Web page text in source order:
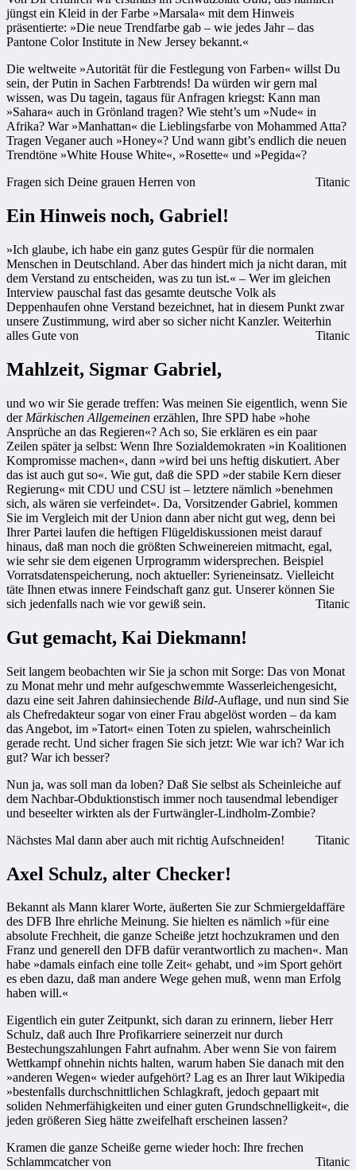
jüngst ein Kleid in der Farbe »Marsala« mit dem Hinweis
präsentierte: »Die neue Trendfarbe gab – wie jedes Jahr – das
Pantone Color Institute in New Jersey bekannt.«
Die weltweite »Autorität für die Festlegung von Farben« willst Du
sein, der Putin in Sachen Farbtrends! Da würden wir gern mal
wissen, was Du tagein, tagaus für Anfragen kriegst: Kann man
»Sahara« auch in Grönland tragen? Wie steht’s um »Nude« in
Afrika? War »Manhattan« die Lieblingsfarbe von Mohammed Atta?
Tragen Veganer auch »Honey«? Und wann gibt’s endlich die neuen
Trendtöne »White House White«, »Rosette« und »Pegida«?
Fragen sich Deine grauen Herren von
Titanic
Ein Hinweis noch, Gabriel!
»Ich glaube, ich habe ein ganz gutes Gespür für die normalen
Menschen in Deutschland. Aber das hindert mich ja nicht daran, mit
dem Verstand zu entscheiden, was zu tun ist.« – Wer im gleichen
Interview pauschal fast das gesamte deutsche Volk als
Deppenhaufen ohne Verstand bezeichnet, hat in diesem Punkt zwar
unsere Zustimmung, wird aber so sicher nicht Kanzler. Weiterhin
alles Gute von
Titanic
Mahlzeit, Sigmar Gabriel,
und wo wir Sie gerade treffen: Was meinen Sie eigentlich, wenn Sie
der Märkischen Allgemeinen erzählen, Ihre SPD habe »hohe
Ansprüche an das Regieren«? Ach so, Sie erklären es ein paar
Zeilen später ja selbst: Wenn Ihre Sozialdemokraten »in Koalitionen
Kompromisse machen«, dann »wird bei uns heftig diskutiert. Aber
das ist auch gut so«. Wie gut, daß die SPD »der stabile Kern dieser
Regierung« mit CDU und CSU ist – letztere nämlich »benehmen
sich, als wären sie verfeindet«. Da, Vorsitzender Gabriel, kommen
Sie im Vergleich mit der Union dann aber nicht gut weg, denn bei
Ihrer Partei laufen die heftigen Flügeldiskussionen meist darauf
hinaus, daß man noch die größten Schweinereien mitmacht, egal,
wie sehr sie dem eigenen Urprogramm widersprechen. Beispiel
Vorratsdatenspeicherung, noch aktueller: Syrieneinsatz. Vielleicht
täte Ihnen etwas innere Feindschaft ganz gut. Unserer können Sie
sich jedenfalls nach wie vor gewiß sein.
Titanic
Gut gemacht, Kai Diekmann!
Seit langem beobachten wir Sie ja schon mit Sorge: Das von Monat
zu Monat mehr und mehr aufgeschwemmte Wasserleichengesicht,
dazu eine seit Jahren dahinsiechende Bild-Auflage, und nun sind Sie
als Chefredakteur sogar von einer Frau abgelöst worden – da kam
das Angebot, im »Tatort« einen Toten zu spielen, wahrscheinlich
gerade recht. Und sicher fragen Sie sich jetzt: Wie war ich? War ich
gut? War ich besser?
Nun ja, was soll man da loben? Daß Sie selbst als Scheinleiche auf
dem Nachbar-Obduktionstisch immer noch tausendmal lebendiger
und beseelter wirkten als der Furtwängler-Lindholm-Zombie?
Nächstes Mal dann aber auch mit richtig Aufschneiden!
Titanic
Axel Schulz, alter Checker!
Bekannt als Mann klarer Worte, äußerten Sie zur Schmiergeldaffäre
des DFB Ihre ehrliche Meinung. Sie hielten es nämlich »für eine
absolute Frechheit, die ganze Scheiße jetzt hochzukramen und den
Franz und generell den DFB dafür verantwortlich zu machen«. Man
habe »damals einfach eine tolle Zeit« gehabt, und »im Sport gehört
es eben dazu, daß man andere Wege gehen muß, wenn man Erfolg
haben will.«
Eigentlich ein guter Zeitpunkt, sich daran zu erinnern, lieber Herr
Schulz, daß auch Ihre Profikarriere seinerzeit nur durch
Bestechungszahlungen Fahrt aufnahm. Aber wenn Sie von fairem
Wettkampf ohnehin nichts halten, warum haben Sie danach mit den
»anderen Wegen« wieder aufgehört? Lag es an Ihrer laut Wikipedia
»bestenfalls durchschnittlichen Schlagkraft, jedoch gepaart mit
soliden Nehmerfähigkeiten und einer guten Grundschnelligkeit«, die
jeden größeren Sieg hätte zweifelhaft erscheinen lassen?
Kramen die ganze Scheiße gerne wieder hoch: Ihre frechen
Schlammcatcher von
Titanic